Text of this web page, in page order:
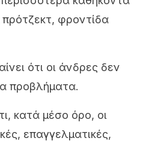
φροντίδα
ότι οι άνδρες δεν
προβλήματα.
κατά μέσο όρο, οι
επαγγελματικές,